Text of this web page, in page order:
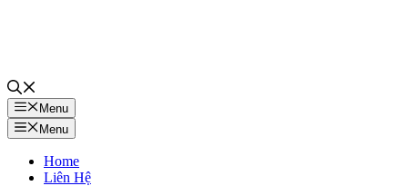
Menu
Menu
Home
Liên Hệ